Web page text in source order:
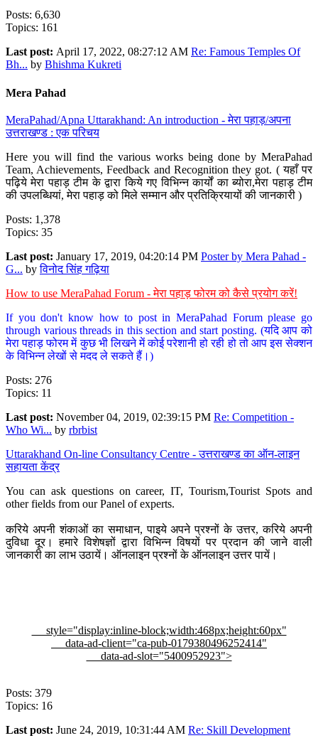
Posts: 6,630
Topics: 161
Last post: April 17, 2022, 08:27:12 AM Re: Famous Temples Of
Bh... by Bhishma Kukreti
Mera Pahad
MeraPahad/Apna Uttarakhand: An introduction - मेरा पहाड़/अपना
उत्तराखण्ड : एक परिचय
Here you will find the various works being done by MeraPahad
Team, Achievements, Feedback and Recognition they got. ( यहाँ पर
पढ़िये मेरा पहाड़ टीम के द्वारा किये गए विभिन्न कार्यों का ब्योरा,मेरा पहाड़ टीम
की उपलब्धियां, मेरा पहाड़ को मिले सम्मान और प्रतिक्रियायों की जानकारी )
Posts: 1,378
Topics: 35
Last post: January 17, 2019, 04:20:14 PM Poster by Mera Pahad -
G... byविनोद सिंह गढ़िया
How to use MeraPahad Forum - मेरा पहाड़ फोरम को कैसे प्रयोग करें!
If you don't know how to post in MeraPahad Forum please go
through various threads in this section and start posting. (यदि आप को
मेरा पहाड़ फोरम में कुछ भी लिखने में कोई परेशानी हो रही हो तो आप इस सेक्शन
के विभिन्न लेखों से मदद ले सकते हैं।)
Posts: 276
Topics: 11
Last post: November 04, 2019, 02:39:15 PM Re: Competition -
Who Wi... by rbrbist
Uttarakhand On-line Consultancy Centre - उत्तराखण्ड का ऑन-लाइन
सहायता केंद्र
You can ask questions on career, IT, Tourism,Tourist Spots and
other fields from our Panel of experts.
करिये अपनी शंकाओं का समाधान, पाइये अपने प्रश्नों के उत्तर, करिये अपनी
दुविधा दूर। हमारे विशेषज्ञों द्वारा विभिन्न विषयों पर प्रदान की जाने वाली
जानकारी का लाभ उठायें। ऑनलाइन प्रश्नों के ऑनलाइन उत्तर पायें।
style="display:inline-block;width:468px;height:60px"
data-ad-client="ca-pub-0179380496252414"
data-ad-slot="5400952923">
Posts: 379
Topics: 16
Last post: June 24, 2019, 10:31:44 AM Re: Skill Development